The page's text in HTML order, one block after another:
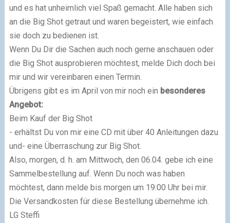
und es hat unheimlich viel Spaß gemacht. Alle haben sich
an die Big Shot getraut und waren begeistert, wie einfach
sie doch zu bedienen ist.
Wenn Du Dir die Sachen auch noch gerne anschauen oder
die Big Shot ausprobieren möchtest, melde Dich doch bei
mir und wir vereinbaren einen Termin.
Übrigens gibt es im April von mir noch ein besonderes
Angebot:
Beim Kauf der Big Shot
- erhältst Du von mir eine CD mit über 40 Anleitungen dazu
und- eine Überraschung zur Big Shot.
Also, morgen, d. h. am Mittwoch, den 06.04. gebe ich eine
Sammelbestellung auf. Wenn Du noch was haben
möchtest, dann melde bis morgen um 19:00 Uhr bei mir.
Die Versandkosten für diese Bestellung übernehme ich.
LG Steffi